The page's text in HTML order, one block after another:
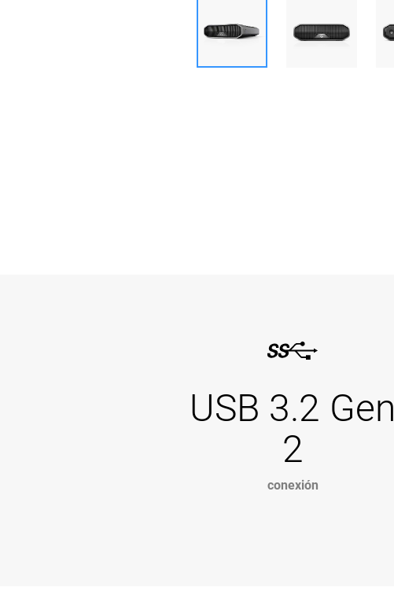
USB 3.2 Gen
2
conexión